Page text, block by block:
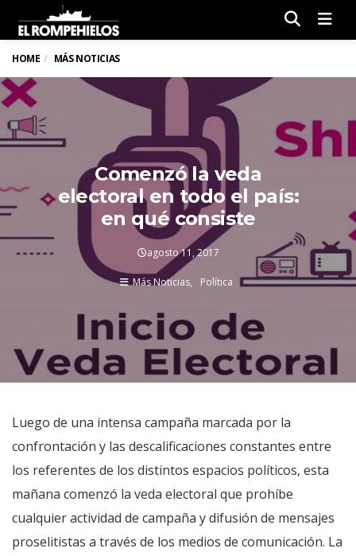
HOME MÁS NOTICIAS
Comenzó la veda
electoral en todo el país:
en qué consiste
agosto 11, 2017
Más Noticias Política
Luego de una intensa campaña marcada por la
confrontación y las descalificaciones constantes entre
los referentes de los distintos espacios políticos, esta
mañana comenzó la veda electoral que prohíbe
cualquier actividad de campaña y difusión de mensajes
proselitistas a través de los medios de comunicación. La